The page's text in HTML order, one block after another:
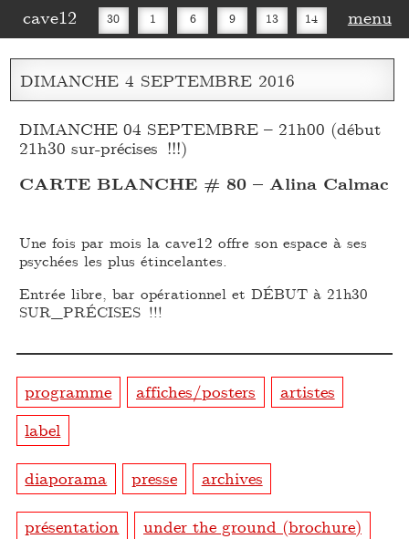
cave12 30 1 6 9 13 14
16 20 27 30
menu
DIMANCHE 4 SEPTEMBRE 2016
DIMANCHE 04 SEPTEMBRE – 21h00 (début
21h30 sur-précises !!!)
CARTE BLANCHE # 80 – Alina Calmac
Une fois par mois la cave12 offre son espace à ses
psychées les plus étincelantes.
Entrée libre, bar opérationnel et DÉBUT à 21h30
SUR_PRÉCISES !!!
programme affiches/posters
artistes
label
diaporama presse archives
présentation
under the ground (brochure)